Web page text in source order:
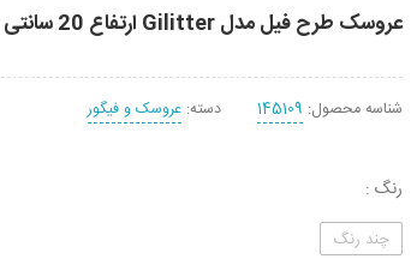
عروسک طرح فیل مدل Gilitter ارتفاع 20 سانتی متر
شناسه محصول: 145109 دسته: عروسک و فیگور
رنگ
چند رنگ